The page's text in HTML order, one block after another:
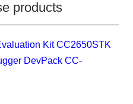
products
Kit CC2650STK
DevPack CC-